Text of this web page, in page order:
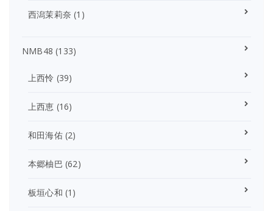
西潟茉莉奈 (1)
NMB48 (133)
上西怜 (39)
上西恵 (16)
和田海佑(2)
本郷柚巴 (62)
板垣心和 (1)